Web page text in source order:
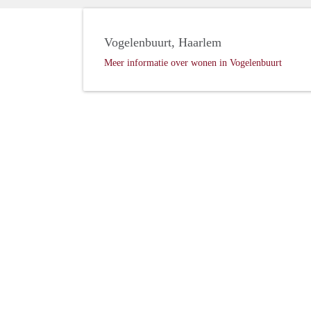
Vogelenbuurt, Haarlem
Meer informatie over wonen in Vogelenbuurt